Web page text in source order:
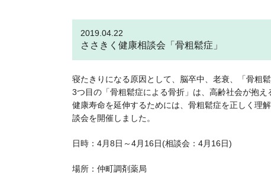
2019.04.22
ささきく健康相談会「骨粗鬆症」
寝たきりになる原因として、脳卒中、老衰、「骨粗
3つ目の「骨粗鬆症による骨折」は、高齢社会が抱え
健康寿命を延伸するためには、骨粗鬆症を正しく理
談会を開催しました。
日時：4月8日～4月16日(相談会：4月16日)
場所：仲町調剤薬局